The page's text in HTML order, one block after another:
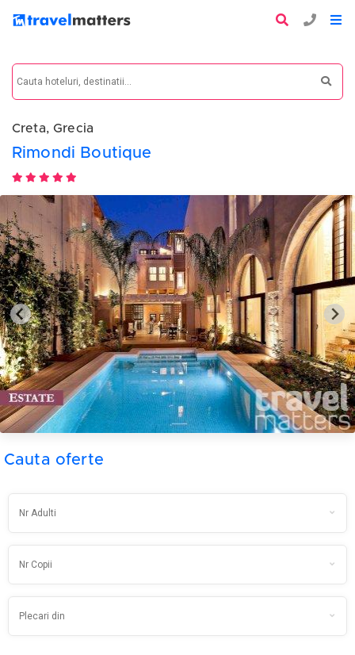
Creta, Grecia
Rimondi Boutique
Cauta oferte